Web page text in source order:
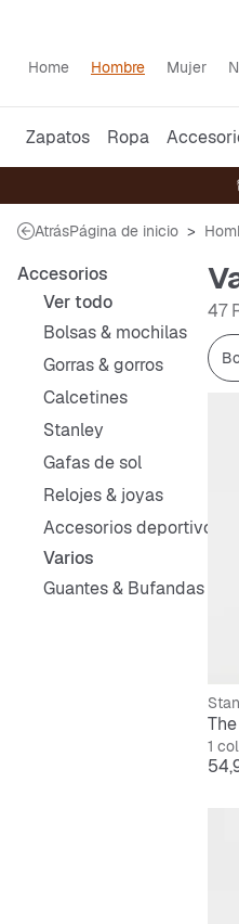
Home Hombre Mujer
Zapatos Ropa
AtrásPágina de inicio
Accesorios
Ver todo
Bolsas & mochilas
Gorras & gorros
Calcetines
Stanley
Gafas de sol
Relojes & joyas
Accesorios deportivos
Varios
Guantes & Bufandas
47
1